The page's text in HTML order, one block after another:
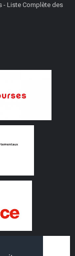
- Liste Complète des